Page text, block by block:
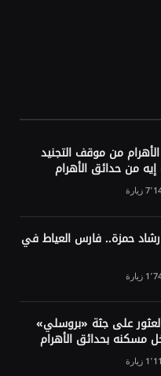
من موقف التجنيد
إيه من حدائق الأهرام
زيارة
حمزة.. فارس العياط في
زيارة
على جثة «بروسلي»
مسكنه بحدائق الأهرام
زيارة